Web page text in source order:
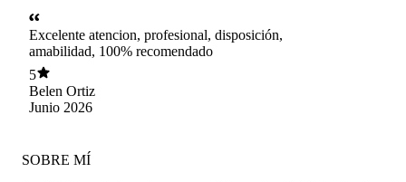
Excelente atencion, profesional, disposición,
amabilidad, 100% recomendado
5
Belen Ortiz
Junio 2026
SOBRE MÍ